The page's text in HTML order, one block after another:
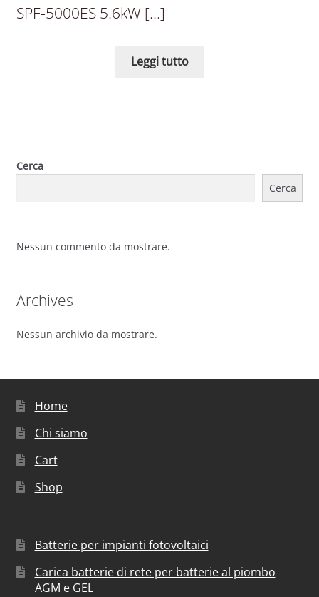
SPF-5000ES 5.6kW […]
Leggi tutto
Cerca
Cerca
Nessun commento da mostrare.
Archives
Nessun archivio da mostrare.
Home
Chi siamo
Cart
Shop
Batterie per impianti fotovoltaici
Carica batterie di rete per batterie al piombo
AGM e GEL